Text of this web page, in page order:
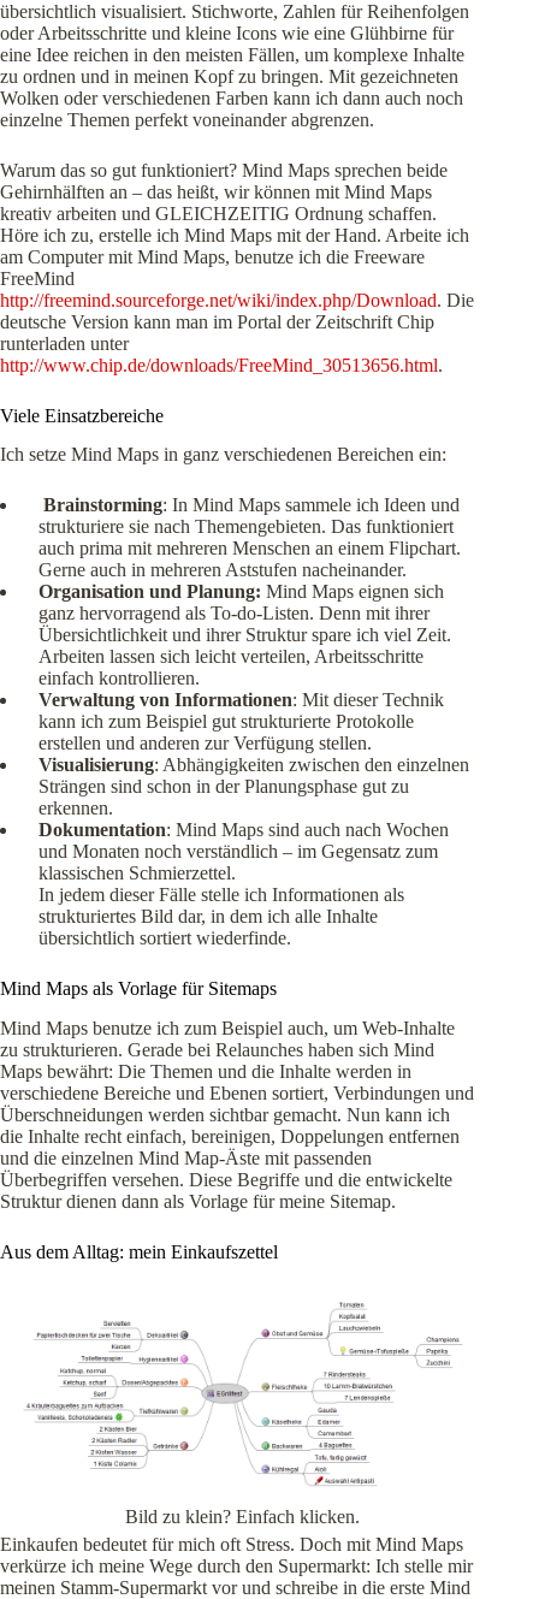
übersichtlich visualisiert. Stichworte, Zahlen für Reihenfolgen
oder Arbeitsschritte und kleine Icons wie eine Glühbirne für
eine Idee reichen in den meisten Fällen, um komplexe Inhalte
zu ordnen und in meinen Kopf zu bringen. Mit gezeichneten
Wolken oder verschiedenen Farben kann ich dann auch noch
einzelne Themen perfekt voneinander abgrenzen.
Warum das so gut funktioniert? Mind Maps sprechen beide
Gehirnhälften an – das heißt, wir können mit Mind Maps
kreativ arbeiten und GLEICHZEITIG Ordnung schaffen.
Höre ich zu, erstelle ich Mind Maps mit der Hand. Arbeite ich
am Computer mit Mind Maps, benutze ich die Freeware
FreeMind
http://freemind.sourceforge.net/wiki/index.php/Download. Die
deutsche Version kann man im Portal der Zeitschrift Chip
runterladen unter
http://www.chip.de/downloads/FreeMind_30513656.html.
Viele Einsatzbereiche
Ich setze Mind Maps in ganz verschiedenen Bereichen ein:
Brainstorming: In Mind Maps sammele ich Ideen und
strukturiere sie nach Themengebieten. Das funktioniert
auch prima mit mehreren Menschen an einem Flipchart.
Gerne auch in mehreren Aststufen nacheinander.
Organisation und Planung: Mind Maps eignen sich
ganz hervorragend als To-do-Listen. Denn mit ihrer
Übersichtlichkeit und ihrer Struktur spare ich viel Zeit.
Arbeiten lassen sich leicht verteilen, Arbeitsschritte
einfach kontrollieren.
Verwaltung von Informationen: Mit dieser Technik
kann ich zum Beispiel gut strukturierte Protokolle
erstellen und anderen zur Verfügung stellen.
Visualisierung: Abhängigkeiten zwischen den einzelnen
Strängen sind schon in der Planungsphase gut zu
erkennen.
Dokumentation: Mind Maps sind auch nach Wochen
und Monaten noch verständlich – im Gegensatz zum
klassischen Schmierzettel.
In jedem dieser Fälle stelle ich Informationen als
strukturiertes Bild dar, in dem ich alle Inhalte
übersichtlich sortiert wiederfinde.
Mind Maps als Vorlage für Sitemaps
Mind Maps benutze ich zum Beispiel auch, um Web-Inhalte
zu strukturieren. Gerade bei Relaunches haben sich Mind
Maps bewährt: Die Themen und die Inhalte werden in
verschiedene Bereiche und Ebenen sortiert, Verbindungen und
Überschneidungen werden sichtbar gemacht. Nun kann ich
die Inhalte recht einfach, bereinigen, Doppelungen entfernen
und die einzelnen Mind Map-Äste mit passenden
Überbegriffen versehen. Diese Begriffe und die entwickelte
Struktur dienen dann als Vorlage für meine Sitemap.
Aus dem Alltag: mein Einkaufszettel
Bild zu klein? Einfach klicken.
Einkaufen bedeutet für mich oft Stress. Doch mit Mind Maps
verkürze ich meine Wege durch den Supermarkt: Ich stelle mir
meinen Stamm-Supermarkt vor und schreibe in die erste Mind